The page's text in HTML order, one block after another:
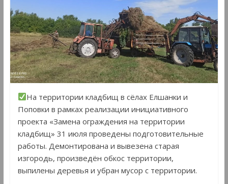
На территории кладбищ в сёлах Елшанки и
Поповки в рамках реализации инициативного
проекта «Замена ограждения на территории
кладбищ» 31 июля проведены подготовительные
работы. Демонтирована и вывезена старая
изгородь, произведён обкос территории,
выпилены деревья и убран мусор с территории.